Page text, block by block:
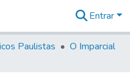
Entrar
Paulistas
O Imparcial